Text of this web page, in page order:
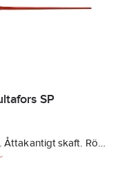
SP
Åttakantigt skaft. Röd